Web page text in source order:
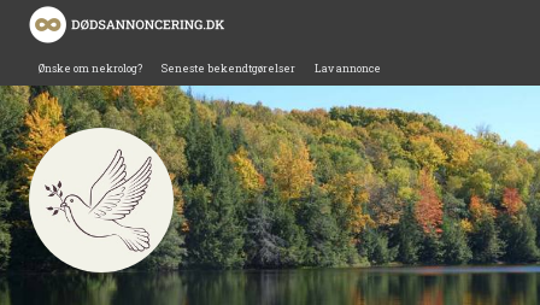
Ønske om nekrolog? Seneste bekendtgørelser Lav annonce